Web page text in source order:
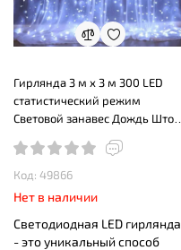
Гирлянда 3 м х 3 м 300 LED
статистический режим
Световой занавес Дождь Штора
Код: 49866
Нет в наличии
Светодиодная LED гирлянда
- это уникальный способ